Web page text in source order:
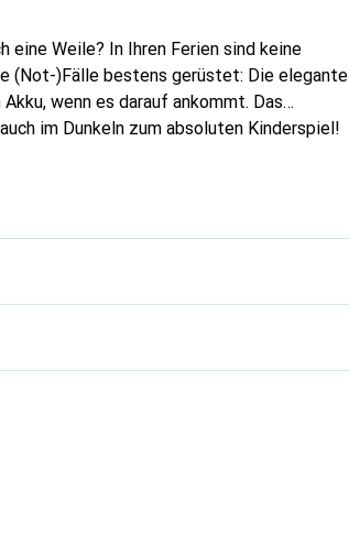
eine Weile? In Ihren Ferien sind keine
(Not-)Fälle bestens gerüstet: Die elegante
wenn es darauf ankommt. Das
im Dunkeln zum absoluten Kinderspiel!